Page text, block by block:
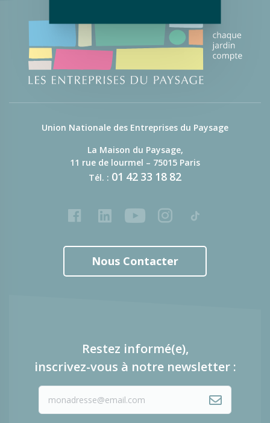
Union Nationale des Entreprises du Paysage
La Maison du Paysage,
11 rue de lourmel – 75015 Paris
Tél. : 01 42 33 18 82
FacebookLinkedInYoutubeInstagram
Tiktok
Nous Contacter
Restez informé(e),
inscrivez-vous à notre newsletter :